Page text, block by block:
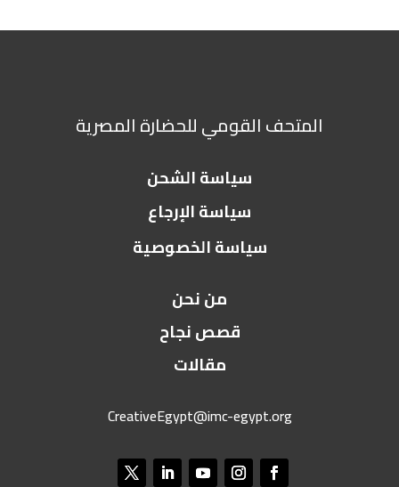
المتحف القومي للحضارة المصرية
سياسة الشحن
سياسة الإرجاع
سياسة الخصوصية
من نحن
قصص نجاح
مقالات
CreativeEgypt@imc-egypt.org